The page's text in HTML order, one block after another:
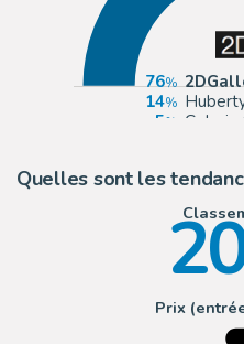
76
14
5
Quelles sont les
Prix